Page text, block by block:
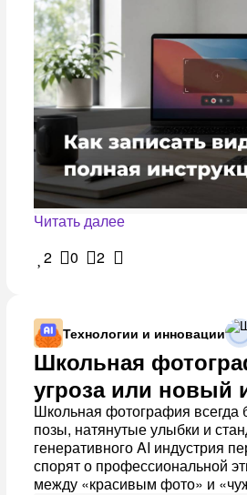
Читать далее
2
0 2
Технологии и инновации
Школьная
угроза или новый
Школьная фотография всегда
позы, натянутые улыбки и
генеративного AI индустрия
спорят о профессиональной
между «красивым фото» и